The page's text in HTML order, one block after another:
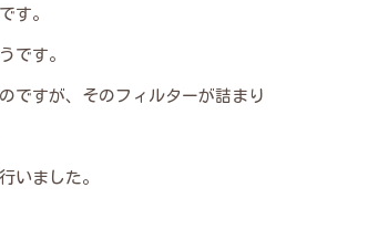
す。
です。
ですが、そのフィルターが詰まり
いました。